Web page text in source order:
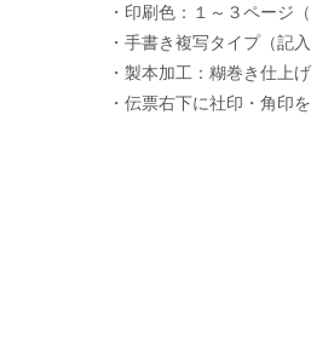
・印刷色：１～３ページ
・手書き複写タイプ（記
・製本加工：糊巻き仕上
・伝票右下に社印・角印